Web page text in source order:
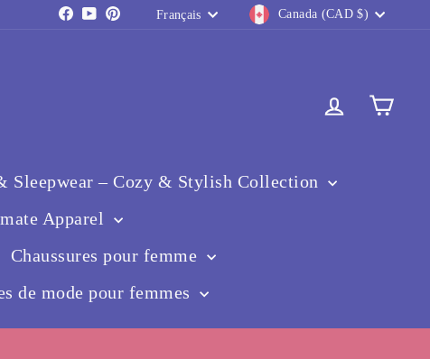
Facebook
YouTube
PinterestLangue
Français Devise
Canada (CAD $)
Se
Sleepwear – Cozy & Stylish Collection
Apparel
Chaussures pour femme
de mode pour femmes